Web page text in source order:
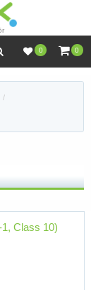
0 0
Class 10)